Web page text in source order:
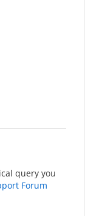
query you
Forum